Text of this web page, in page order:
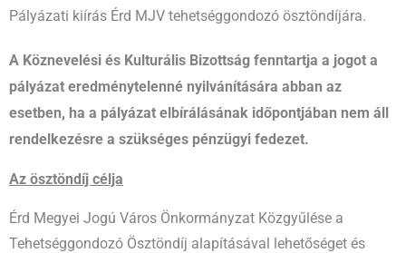
Pályázati kiírás Érd MJV tehetséggondozó ösztöndíjára.
A Köznevelési és Kulturális Bizottság fenntartja a jogot a
pályázat eredménytelenné nyilvánítására abban az
esetben, ha a pályázat elbírálásának időpontjában nem áll
rendelkezésre a szükséges pénzügyi fedezet.
Az ösztöndíj célja
Érd Megyei Jogú Város Önkormányzat Közgyűlése a
Tehetséggondozó Ösztöndíj alapításával lehetőséget és